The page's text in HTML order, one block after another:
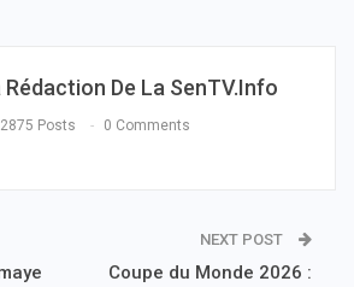
Rédaction De La SenTV.info
2875 Posts 0 Comments
NEXT POST
Coupe du Monde 2026 :